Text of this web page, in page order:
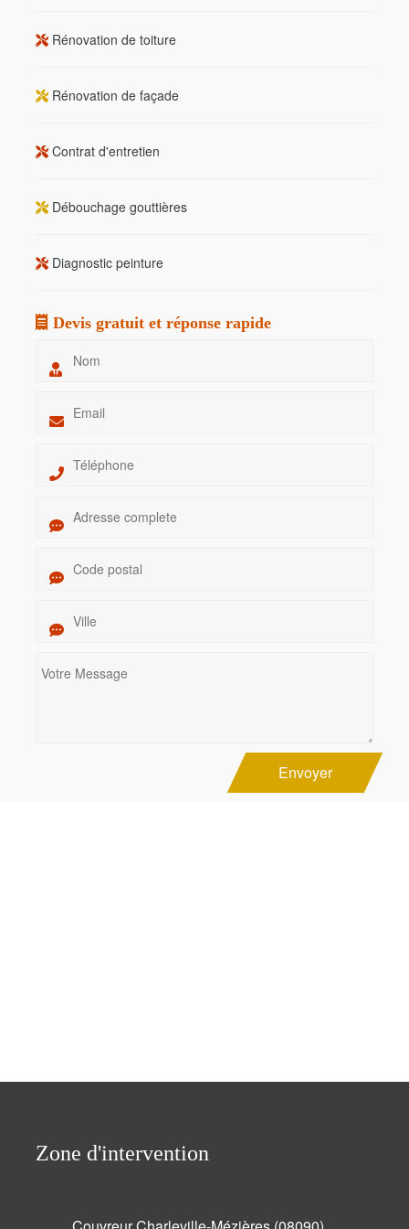
Rénovation de toiture
Rénovation de façade
Contrat d'entretien
Débouchage gouttières
Diagnostic peinture
Devis gratuit et réponse rapide
Zone d'intervention